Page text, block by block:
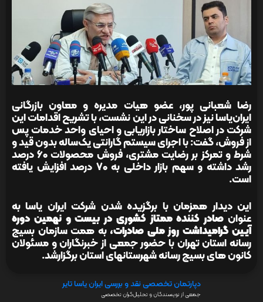
رضا شعبانی پور، عضو هیات مدیره و معاون بازرگانی
ایران‌یاسا نیز در سخنانی در این نشست، با تشریح اقدامات این
شرکت در اصلاح ساختار بازاریابی و احیای واحد خدمات پس
از فروش، گفت: با اجرای سیستم گارانتی یک‌ساله بدون قید و
شرط و تمرکز بر رضایت مشتری، فروش محصولات ۶۰ درصد
رشد داشته و سهم بازار داخلی به ۷۰ درصد افزایش یافته
است.
این دیدار همزمان با برگزیده شدن شرکت ایران یاسا به
عنوان صادر کننده ممتاز کشوری در بیست‌‍ و نهمین دوره
آیین گرامیداشت روز ملی صادرات، به همت سازمان بسیج
رسانه استان تهران با حضور جمعی از خبرنگاران و مسئولان
کانون های بسیج رسانه شهرستانهای استان برگزارشد.
دپارتمان تخصصی نقد و بررسی ایران یاسا تایر
جمعی از نویسندگان و تحلیل‌گران تخصصی